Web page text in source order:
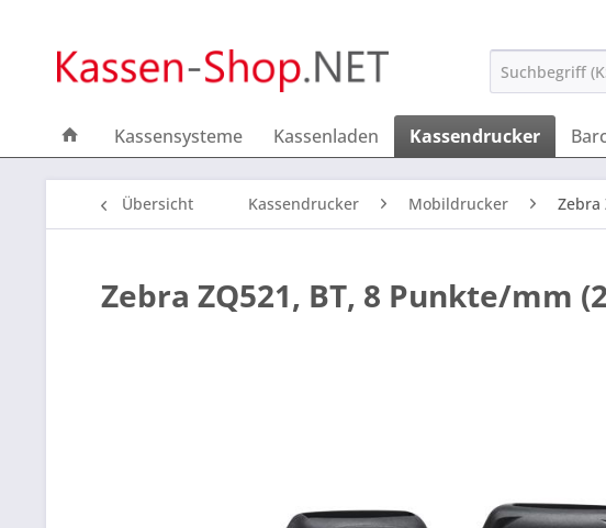
Kassensysteme Kassenladen Kassendrucker
Übersicht Kassendrucker Mobildrucker Zebra
Zebra ZQ521, BT, 8 Punkte/mm